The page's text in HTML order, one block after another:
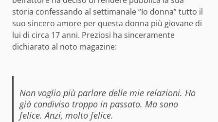
storia confessando al settimanale “Io donna” tutto il
suo sincero amore per questa donna più giovane di
lui di circa 17 anni. Preziosi ha sinceramente
dichiarato al noto magazine:
Non voglio più parlare delle mie relazioni. Ho
già condiviso troppo in passato. Ma sono
felice. Anzi, molto felice.